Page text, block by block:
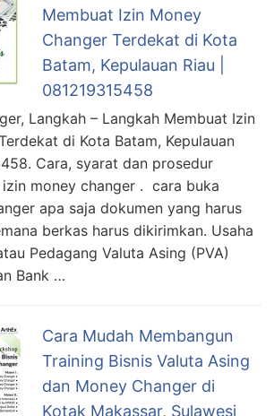
Membuat Izin Money
Changer Terdekat di Kota
Batam, Kepulauan Riau |
081219315458
Langkah – Langkah Membuat Izin
di Kota Batam, Kepulauan
Cara, syarat dan prosedur
money changer . cara buka
apa saja dokumen yang harus
berkas harus dikirimkan. Usaha
Pedagang Valuta Asing (PVA)
Bank …
Cara Mudah Membangun
Training Bisnis Valuta Asing
dan Money Changer di
Kotak Makassar, Sulawesi